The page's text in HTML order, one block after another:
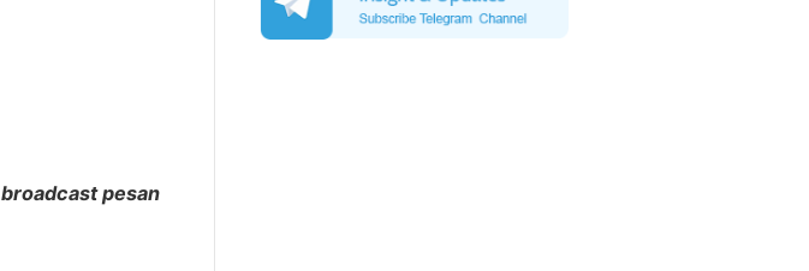
broadcast pesan